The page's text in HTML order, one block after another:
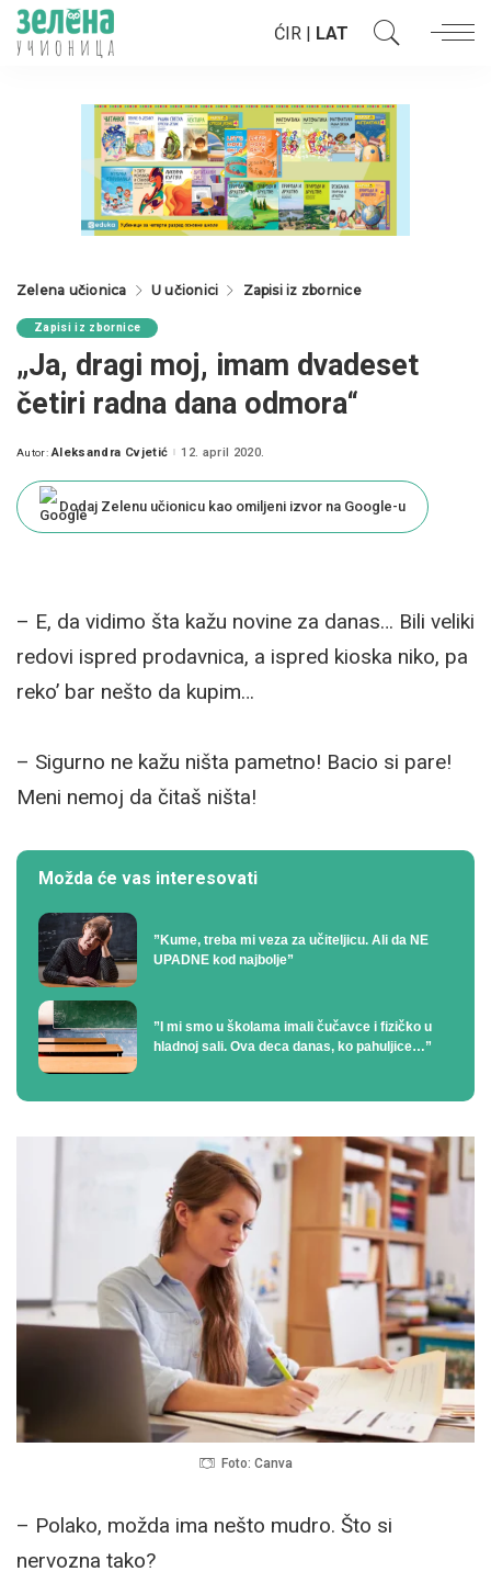
ĆIR | LAT
Zelena učionica U učionici Zapisi iz zbornice
Zapisi iz zbornice
„Ja, dragi moj, imam dvadeset
četiri radna dana odmora“
Posted
Autor: Aleksandra Cvjetić 12. april 2020.
Dodaj Zelenu učionicu kao omiljeni izvor na Google-u
– E, da vidimo šta kažu novine za danas… Bili veliki
redovi ispred prodavnica, a ispred kioska niko, pa
reko’ bar nešto da kupim…
– Sigurno ne kažu ništa pametno! Bacio si pare!
Meni nemoj da čitaš ništa!
Možda će vas interesovati
”Kume, treba mi veza za učiteljicu. Ali da NE
UPADNE kod najbolje”
”I mi smo u školama imali čučavce i fizičko u
hladnoj sali. Ova deca danas, ko pahuljice…”
Foto: Canva
– Polako, možda ima nešto mudro. Što si
nervozna tako?